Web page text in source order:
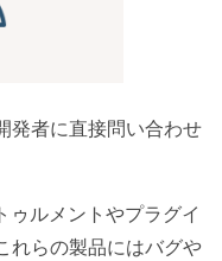
発者に直接問い合わせ
ルメントやプラグイ
れらの製品にはバグや